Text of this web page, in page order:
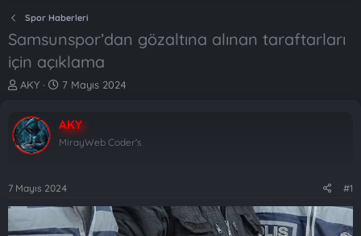
Spor Haberleri
Samsunspor’dan gözaltına alınan taraftarları
için açıklama
K
b
u
y
b
l
AKY
B
l
a
ı
t
a
7 Mayıs 2024
AKY
MirayWeb Coder's
7 Mayıs 2024 #1